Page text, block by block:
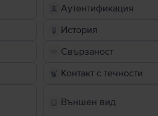
Аутентификация
История
Свързаност
Контакт с течности
Външен вид